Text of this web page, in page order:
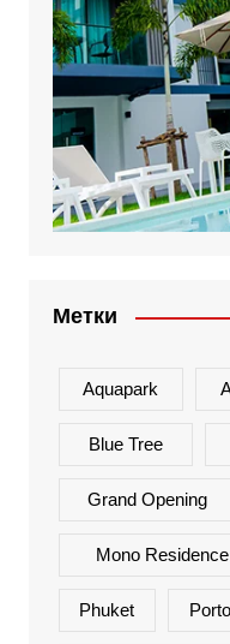
Метки
Aquapark
Blue Tree
Grand Opening
Mono Residence
Phuket